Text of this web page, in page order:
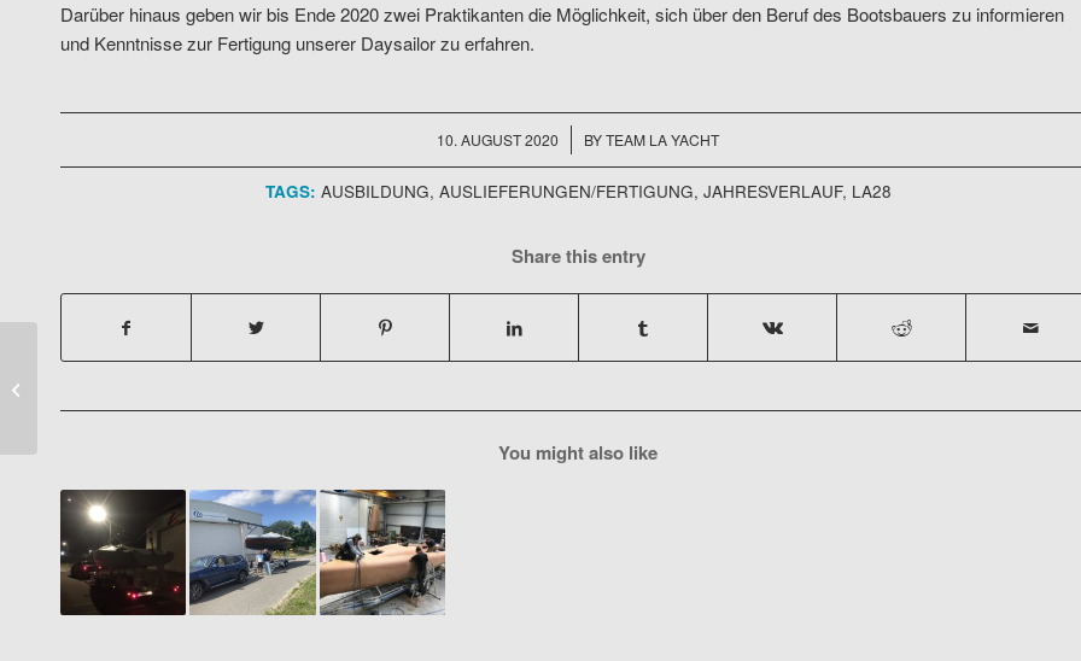
Darüber hinaus geben wir bis Ende 2020 zwei Praktikanten die Möglichkeit, sich über den Beruf des Bootsbauers zu informieren
und Kenntnisse zur Fertigung unserer Daysailor zu erfahren.
10. AUGUST 2020
/ BYTEAM LA YACHT
TAGS: AUSBILDUNG, AUSLIEFERUNGEN/FERTIGUNG, JAHRESVERLAUF, LA28
Share this entry
You might also like
Ein schönes